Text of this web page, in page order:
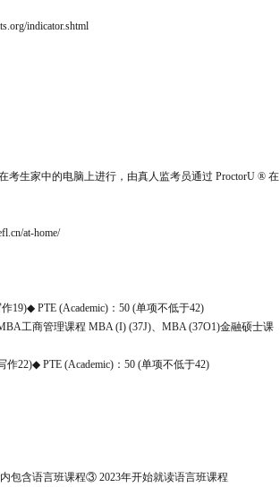
indicator.shtml
考生家中的电脑上进行，由真人监考员通过 ProctorU ® 在
at-home/
19)◆ PTE (Academic)：50 (单项不低于42)
工商管理课程 MBA (I) (37J)、MBA (37O1)金融硕士课
22)◆ PTE (Academic)：50 (单项不低于42)
包含语言班课程③ 2023年开始就读语言班课程